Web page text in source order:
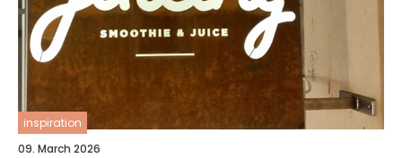
inspiration
09. March 2026